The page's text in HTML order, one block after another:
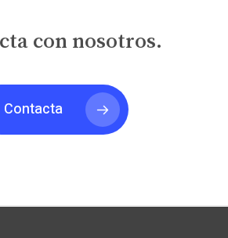
con nosotros.
Contacta